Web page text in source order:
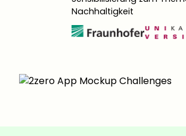
Nachhaltigkeit